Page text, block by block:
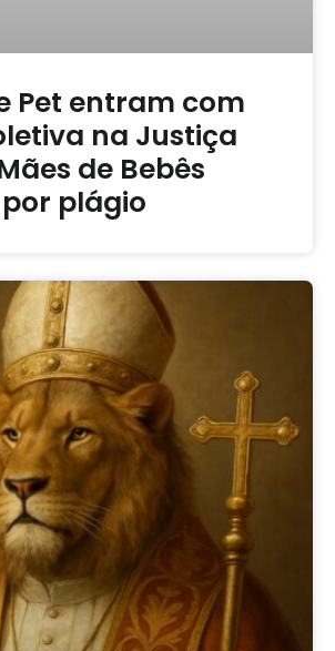
Pet entram com
na Justiça
de Bebês
plágio